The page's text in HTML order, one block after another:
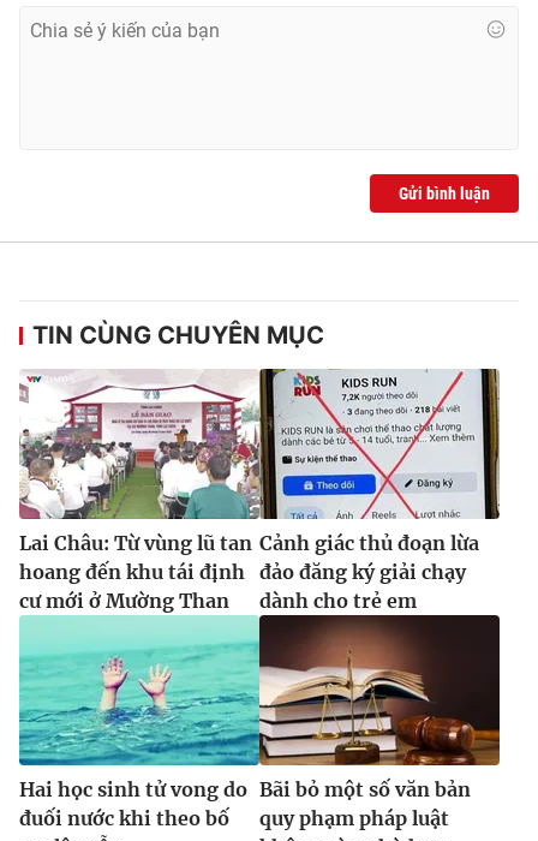
Gửi bình luận
TIN CÙNG CHUYÊN MỤC
Lai Châu: Từ vùng lũ tan
hoang đến khu tái định
cư mới ở Mường Than
Cảnh giác thủ đoạn lừa
đảo đăng ký giải chạy
dành cho trẻ em
Hai học sinh tử vong do
đuối nước khi theo bố
Bãi bỏ một số văn bản
quy phạm pháp luật